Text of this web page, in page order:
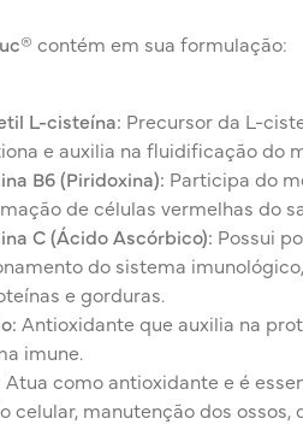
contém em sua formulação:
L-cisteína: Precursor da L-
e auxilia na fluidificação do
B6 (Piridoxina): Participa do
de células vermelhas do
C (Ácido Ascórbico): Possui
do sistema
e gorduras.
Antioxidante que auxilia na
imune.
Atua como antioxidante e é
celular, manutenção dos